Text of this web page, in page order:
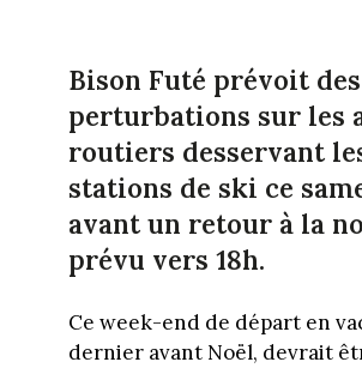
Bison Futé prévoit des
perturbations sur les
routiers desservant
stations de ski ce
avant un retour à la
prévu vers 18h.
Ce week-end de départ en
dernier avant Noël, devrait